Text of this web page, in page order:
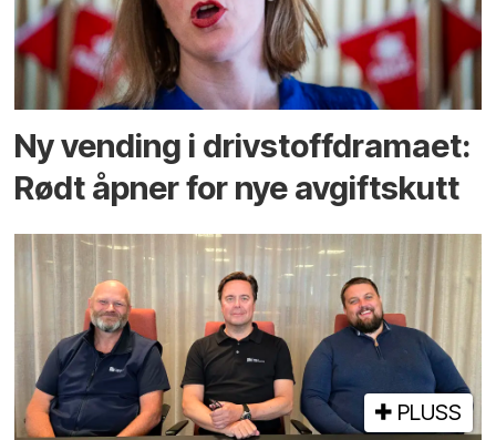
Ny vending i drivstoffdramaet:
Rødt åpner for nye avgiftskutt
PLUSS